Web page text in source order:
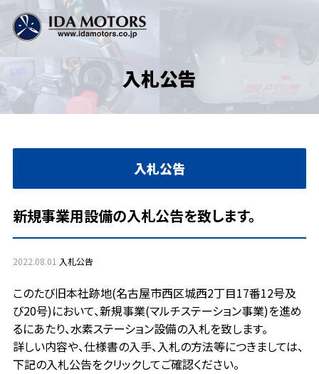
入札公告
入札公告
新規事業用設備の入札公告を致します。
2022.08.01 入札公告
このたび旧本社跡地(名古屋市西区城西2丁目17番12号及
び20号)において、新規事業(マルチステーション事業)を進め
るにあたり、水素ステーション設備の入札を致します。
詳しい内容や、仕様書の入手、入札の方法等につきましては、
下記の入札公告をクリックしてご確認ください。